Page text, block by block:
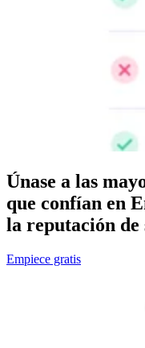
Únase a las
que confían en
la reputación de
Empiece gratis